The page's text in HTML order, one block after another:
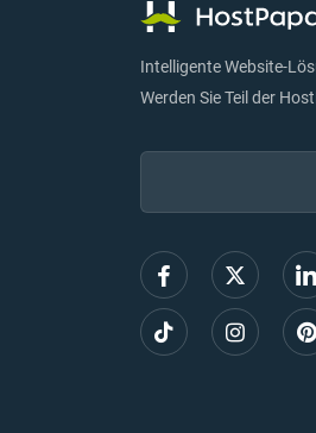
Intelligente Website-
Werden Sie Teil der
Email: